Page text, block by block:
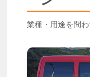
業種・用途を問